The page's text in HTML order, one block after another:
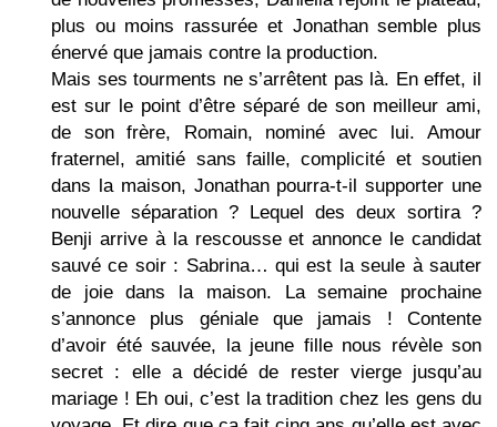
plus ou moins rassurée et Jonathan semble plus
énervé que jamais contre la production.
Mais ses tourments ne s’arrêtent pas là. En effet, il
est sur le point d’être séparé de son meilleur ami,
de son frère, Romain, nominé avec lui. Amour
fraternel, amitié sans faille, complicité et soutien
dans la maison, Jonathan pourra-t-il supporter une
nouvelle séparation ? Lequel des deux sortira ?
Benji arrive à la rescousse et annonce le candidat
sauvé ce soir : Sabrina… qui est la seule à sauter
de joie dans la maison. La semaine prochaine
s’annonce plus géniale que jamais ! Contente
d’avoir été sauvée, la jeune fille nous révèle son
secret : elle a décidé de rester vierge jusqu’au
mariage ! Eh oui, c’est la tradition chez les gens du